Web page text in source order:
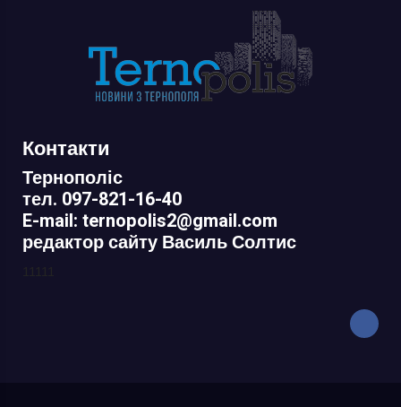
Контакти
Тернополіс
тел. 097-821-16-40
E-mail: ternopolis2@gmail.com
редактор сайту Василь Солтис